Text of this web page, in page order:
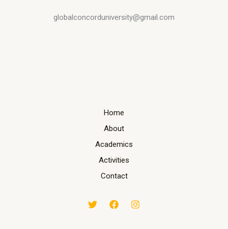
globalconcorduniversity@gmail.com
Home
About
Academics
Activities
Contact